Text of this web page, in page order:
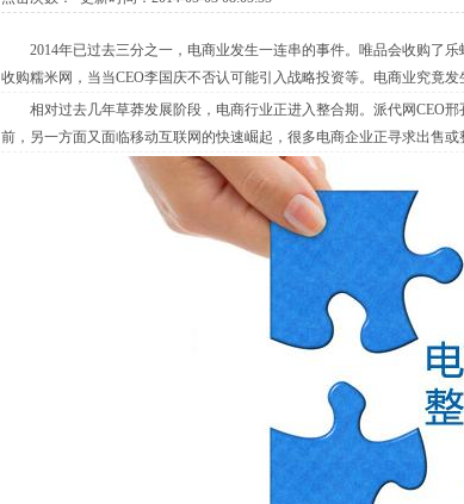
2014年已过去三分之一，电商业发生一连串的事件。唯品会收购了乐
收购糯米网，当当CEO李国庆不否认可能引入战略投资等。电商业究竟发
相对过去几年草莽发展阶段，电商行业正进入整合期。派代网CEO邢
前，另一方面又面临移动互联网的快速崛起，很多电商企业正寻求出售或